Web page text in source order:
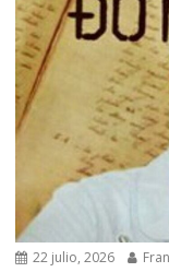
22 julio, 2026